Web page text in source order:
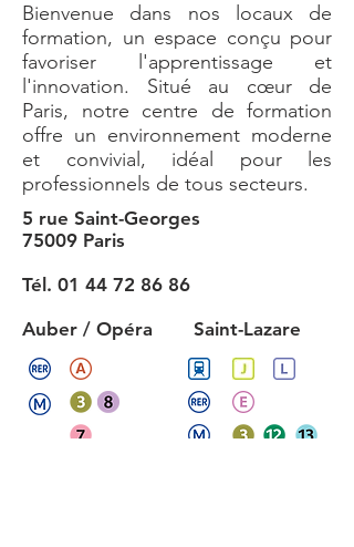
Bienvenue dans nos locaux de
formation, un espace conçu pour
favoriser l'apprentissage et
l'innovation. Situé au cœur de
Paris, notre centre de formation
offre un environnement moderne
et convivial, idéal pour les
professionnels de tous secteurs.
5 rue Saint-Georges
75009 Paris
Tél. 01 44 72 86 86
Auber / Opéra
Saint-Lazare​